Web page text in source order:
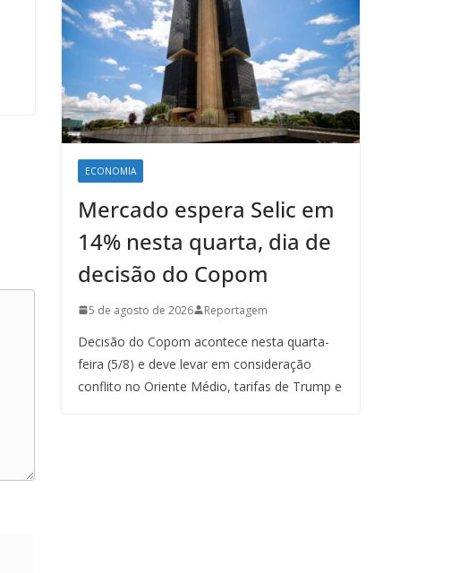
ECONOMIA
Mercado espera Selic em
14% nesta quarta, dia de
decisão do Copom
5 de agosto de 2026 Reportagem
Decisão do Copom acontece nesta quarta-
feira (5/8) e deve levar em consideração
conflito no Oriente Médio, tarifas de Trump e